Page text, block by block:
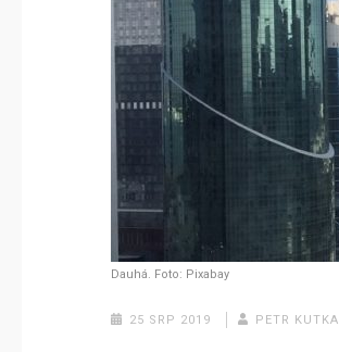
Dauhá. Foto: Pixabay
25 SRP 2019 PETR KUTKA